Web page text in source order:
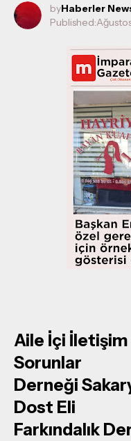
byHaberler
Published:
Aile İçi
Sorunlar
Derneği
Dost Eli
Farkındalık